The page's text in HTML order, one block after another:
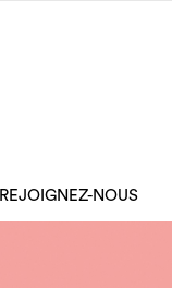
REJOIGNEZ-NOUS